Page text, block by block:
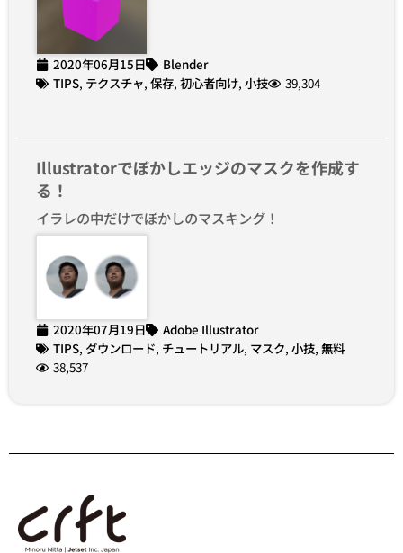
2020年06月15日
Blender
TIPS, テクスチャ, 保存, 初心者向け, 小技 39,304
Illustratorでぼかしエッジのマスクを作成す
る！
イラレの中だけでぼかしのマスキング！
2020年07月19日
Adobe Illustrator
TIPS, ダウンロード, チュートリアル, マスク, 小技, 無料
38,537